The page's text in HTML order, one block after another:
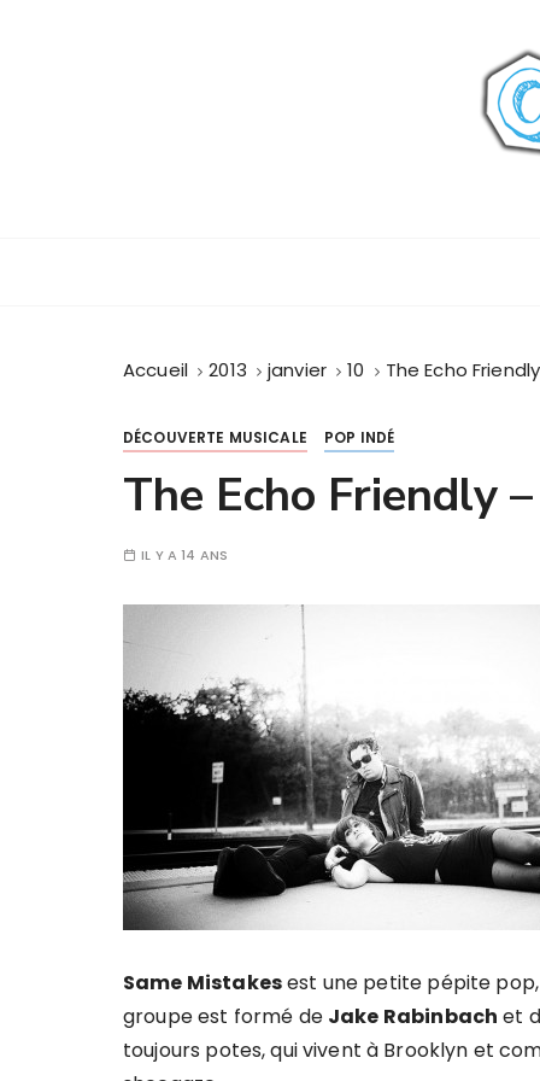
Accueil 2013 janvier 10 The Echo
DÉCOUVERTE MUSICALE POP INDÉ
The Echo Friendly
IL Y A 14 ANS
Same Mistakesest une petite pépite
groupe est formé de Jake Rabinbach et
toujours potes, qui vivent à Brooklyn et